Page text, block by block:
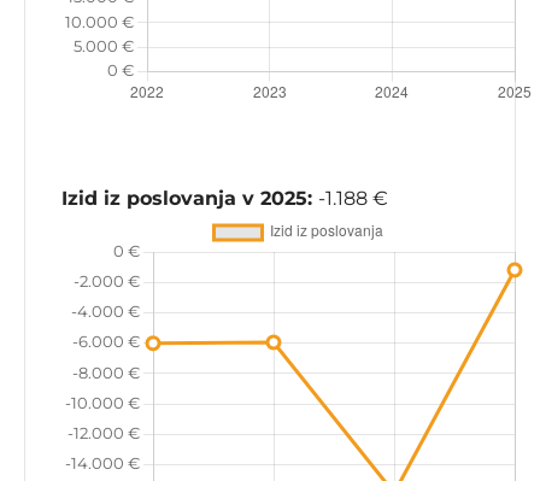
Izid iz poslovanja v 2025: -1.188 €